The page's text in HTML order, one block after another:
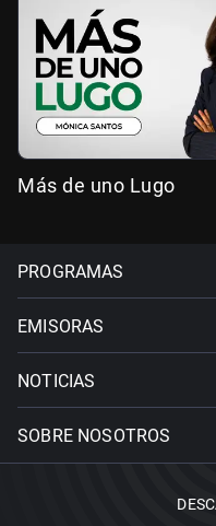
Más de uno Lugo
PROGRAMAS
EMISORAS
NOTICIAS
SOBRE NOSOTROS